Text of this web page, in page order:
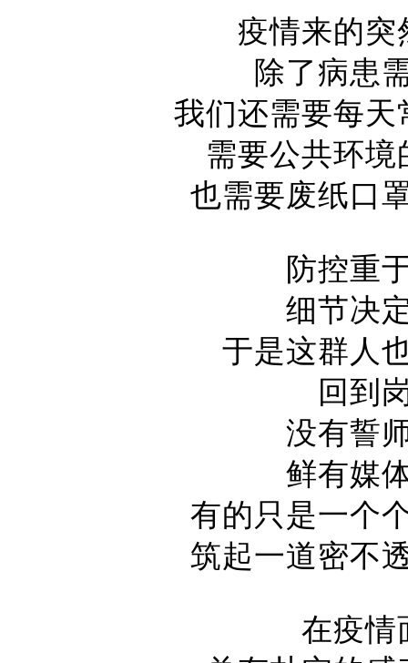
疫情来的突
除了病患
我们还需要每
需要公共环
也需要废纸口
防控重
细节决
于是这群人
回到
没有誓
鲜有媒
有的只是一个
筑起一道密不
在疫情